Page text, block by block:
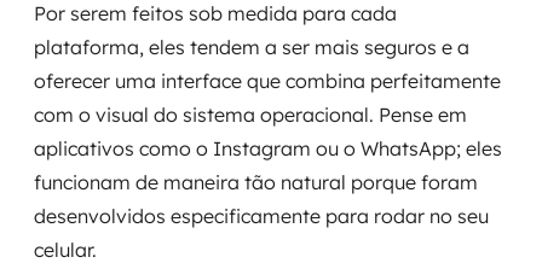
Por serem feitos sob medida para cada
plataforma, eles tendem a ser mais seguros e a
oferecer uma interface que combina perfeitamente
com o visual do sistema operacional. Pense em
aplicativos como o Instagram ou o WhatsApp; eles
funcionam de maneira tão natural porque foram
desenvolvidos especificamente para rodar no seu
celular.